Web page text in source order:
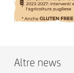
Altre news